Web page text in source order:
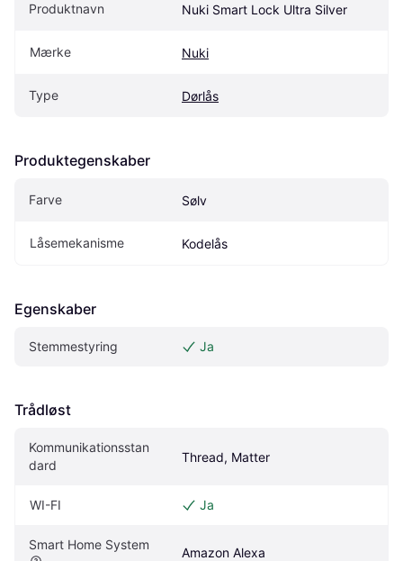
Produktnavn Nuki Smart Lock Ultra Silver
Mærke Nuki
Type Dørlås
Produktegenskaber
Farve Sølv
Låsemekanisme Kodelås
Egenskaber
Stemmestyring Ja
Trådløst
Kommunikationsstan
dard
Thread, Matter
WI-FI Ja
Smart Home System
Amazon Alexa